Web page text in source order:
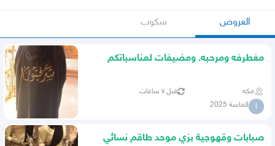
العروض سكوب
مغطرفه ومرحبه. ومضيفات لمناسباتكم
مكه قبل ٧ ساعات
ا الماسة 2025
صبابات وقهوجية بزي موحد طاقم نسائي